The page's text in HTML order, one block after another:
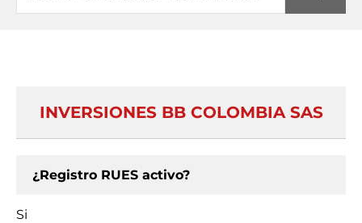
INVERSIONES BB COLOMBIA SAS
¿Registro RUES activo?
Si